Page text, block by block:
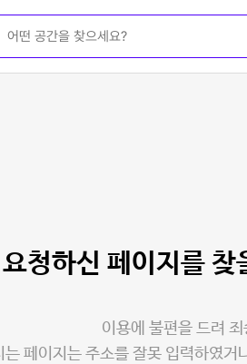
요청하신 페이지를 찾
이용에 불편을 드려
는 페이지는 주소를 잘못 입력하였거